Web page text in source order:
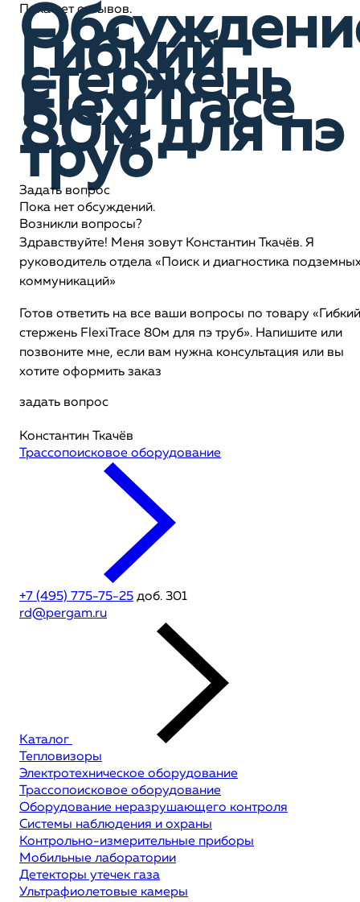
Пока нет отзывов.
Гибкий
стержень
FlexiTrace
80м для пэ
труб
Задать вопрос
Пока нет обсуждений.
Возникли вопросы?
Здравствуйте! Меня зовут Константин Ткачёв. Я
руководитель отдела «Поиск и диагностика
коммуникаций»
Готов ответить на все ваши вопросы по товару «Гибкий
стержень FlexiTrace 80м для пэ труб». Напишите или
позвоните мне, если вам нужна консультация или вы
хотите оформить заказ
задать вопрос
Константин Ткачёв
Трассопоисковое оборудование
+7 (495) 775-75-25 доб. 301
rd@pergam.ru
Каталог
Тепловизоры
Электротехническое оборудование
Трассопоисковое оборудование
Оборудование неразрушающего контроля
Системы наблюдения и охраны
Контрольно-измерительные приборы
Мобильные лаборатории
Детекторы утечек газа
Ультрафиолетовые камеры